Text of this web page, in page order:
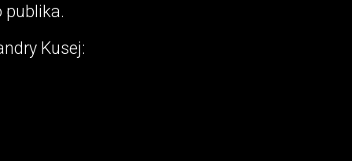
publika.
Kusej: